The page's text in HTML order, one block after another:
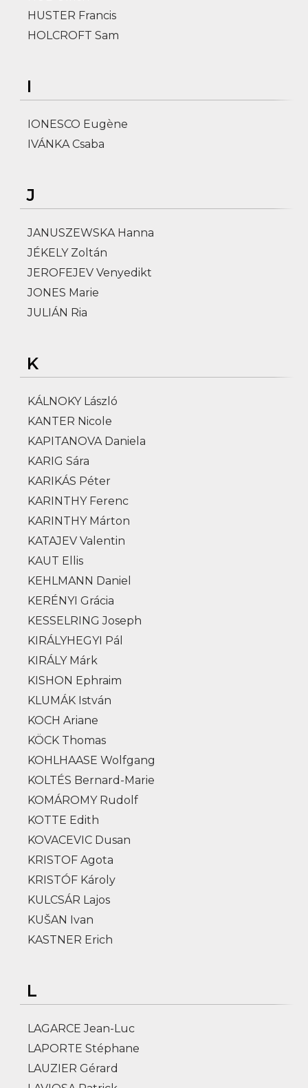
HUSTER Francis
HOLCROFT Sam
I
IONESCO Eugène
IVÁNKA Csaba
J
JANUSZEWSKA Hanna
JÉKELY Zoltán
JEROFEJEV Venyedikt
JONES Marie
JULIÁN Ria
K
KÁLNOKY László
KANTER Nicole
KAPITANOVA Daniela
KARIG Sára
KARIKÁS Péter
KARINTHY Ferenc
KARINTHY Márton
KATAJEV Valentin
KAUT Ellis
KEHLMANN Daniel
KERÉNYI Grácia
KESSELRING Joseph
KIRÁLYHEGYI Pál
KIRÁLY Márk
KISHON Ephraim
KLUMÁK István
KOCH Ariane
KÖCK Thomas
KOHLHAASE Wolfgang
KOLTÉS Bernard-Marie
KOMÁROMY Rudolf
KOTTE Edith
KOVACEVIC Dusan
KRISTOF Agota
KRISTÓF Károly
KULCSÁR Lajos
KUŠAN Ivan
KASTNER Erich
L
LAGARCE Jean-Luc
LAPORTE Stéphane
LAUZIER Gérard